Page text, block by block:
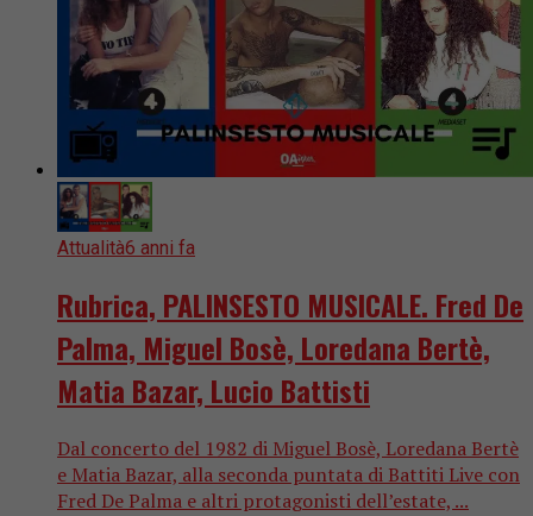
Attualità6 anni fa
Rubrica, PALINSESTO MUSICALE. Fred De
Palma, Miguel Bosè, Loredana Bertè,
Matia Bazar, Lucio Battisti
Dal concerto del 1982 di Miguel Bosè, Loredana Bertè
e Matia Bazar, alla seconda puntata di Battiti Live con
Fred De Palma e altri protagonisti dell’estate, ...